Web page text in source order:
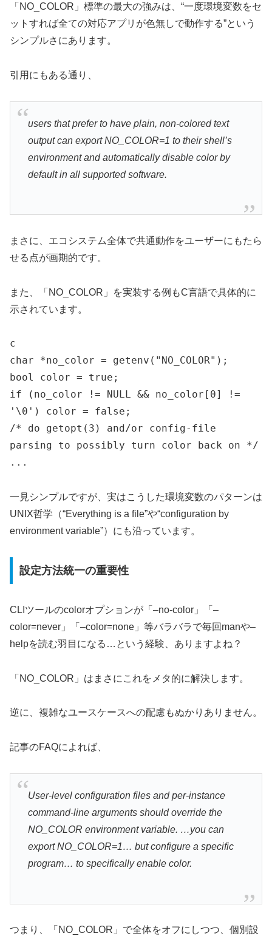
「NO_COLOR」標準の最大の強みは、“一度環境変数をセ
ットすれば全ての対応アプリが色無しで動作する”という
シンプルさにあります。
引用にもある通り、
users that prefer to have plain, non-colored text
output can export NO_COLOR=1 to their shell’s
environment and automatically disable color by
default in all supported software.
まさに、エコシステム全体で共通動作をユーザーにもたら
せる点が画期的です。
また、「NO_COLOR」を実装する例もC言語で具体的に
示されています。
c
char *no_color = getenv("NO_COLOR");
bool color = true;
if (no_color != NULL && no_color[0] !=
'\0') color = false;
/* do getopt(3) and/or config-file
parsing to possibly turn color back on */
...
一見シンプルですが、実はこうした環境変数のパターンは
UNIX哲学（“Everything is a file”や“configuration by
environment variable”）にも沿っています。
設定方法統一の重要性
CLIツールのcolorオプションが「–no-color」「–
color=never」「–color=none」等バラバラで毎回manや–
helpを読む羽目になる…という経験、ありますよね？
「NO_COLOR」はまさにこれをメタ的に解決します。
逆に、複雑なユースケースへの配慮もぬかりありません。
記事のFAQによれば、
User-level configuration files and per-instance
command-line arguments should override the
NO_COLOR environment variable. …you can
export NO_COLOR=1… but configure a specific
program… to specifically enable color.
つまり、「NO_COLOR」で全体をオフにしつつ、個別設